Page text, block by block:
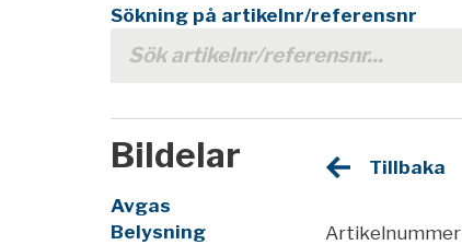
Sökning på artikelnr/referensnr
Bildelar
Avgas
Belysning
Tillbaka
Artikelnummer